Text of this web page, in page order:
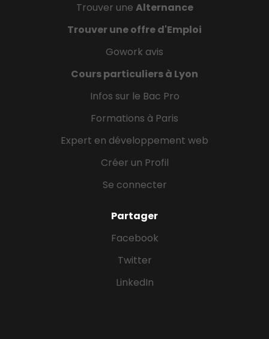
Trouver une Alternance
Trouver une offre d'Emploi
Gowork avis
Cours particuliers à Lyon
Infos sur le Bac Pro
Formations à Paris
Expert en développement web
Créer un Profil
Se connecter
Partager
Facebook
Twitter
LinkedIn